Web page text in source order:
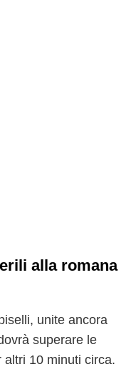
alla romana
unite ancora
superare le
10 minuti circa.